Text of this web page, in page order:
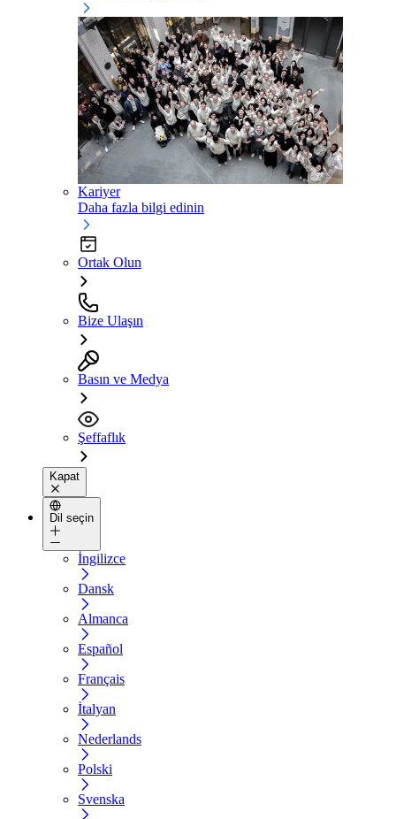
Kariyer
Daha fazla bilgi edinin
Ortak Olun
Bize Ulaşın
Basın ve Medya
Şeffaflık
Kapat
Dil seçin
İngilizce
Dansk
Almanca
Español
Français
İtalyan
Nederlands
Polski
Svenska